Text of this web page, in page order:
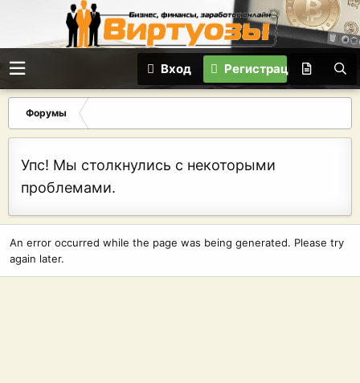
Вход Регистрация
Форумы
Упс! Мы столкнулись с некоторыми
проблемами.
An error occurred while the page was being generated. Please try
again later.